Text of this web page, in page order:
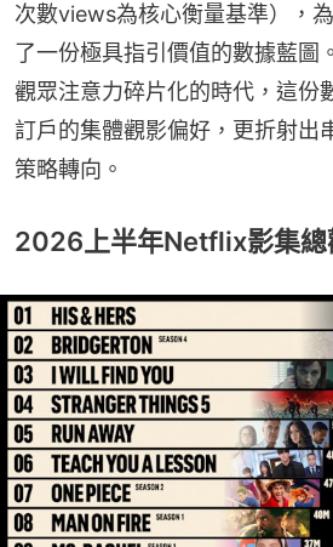
次數views為核心衡量基準），
了一份極具指引價值的數據藍圖
觀眾注意力碎片化的時代，這份
訂戶的集體觀影偏好，更折射出
策略轉向。
2026上半年Netflix影集總